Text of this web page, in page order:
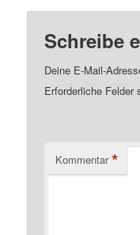
Schreibe
Deine E-Mail-
Erforderliche
Kommentar *